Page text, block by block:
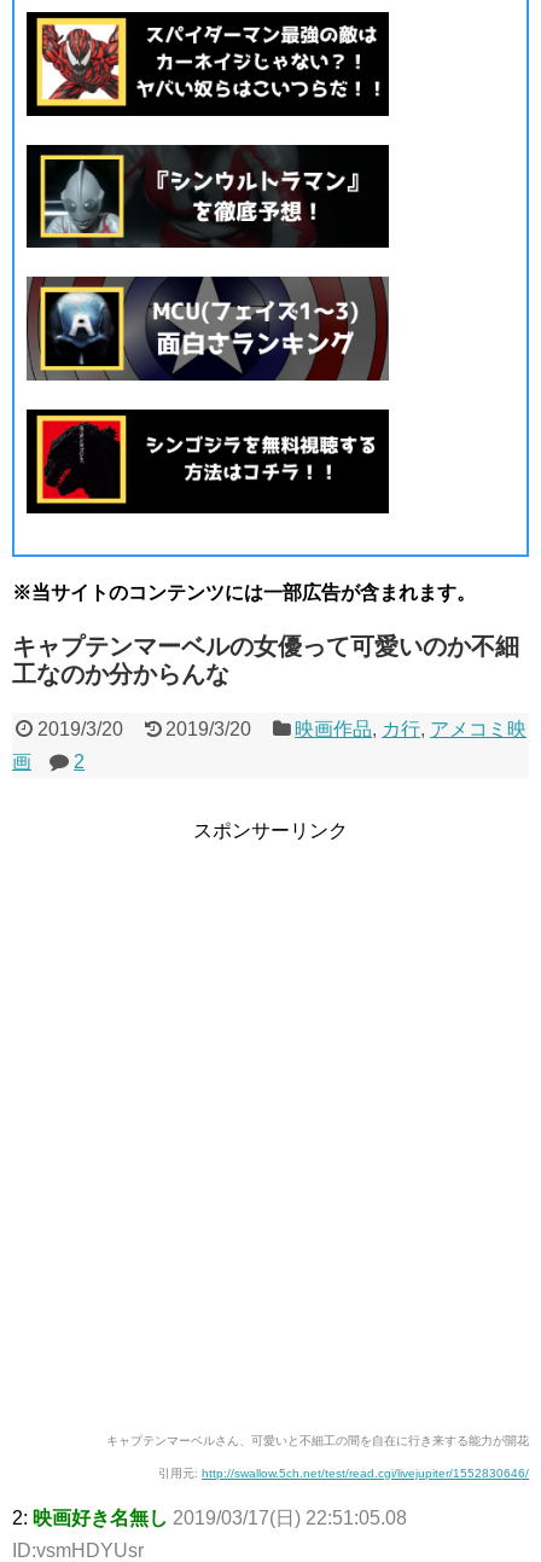
※当サイトのコンテンツには一部広告が含まれます。
キャプテンマーベルの女優って可愛いのか不細
工なのか分からんな
2019/3/20 2019/3/20 映画作品, カ行, アメコミ映
画
2
スポンサーリンク
キャプテンマーベルさん、可愛いと不細工の間を自在に行き来する能力が開花
引用元: http://swallow.5ch.net/test/read.cgi/livejupiter/1552830646/
2: 映画好き名無し 2019/03/17(日) 22:51:05.08
ID:vsmHDYUsr